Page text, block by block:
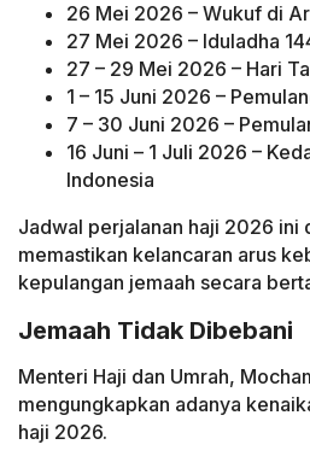
26 Mei 2026 – Wukuf di
27 Mei 2026 – Iduladha
27 – 29 Mei 2026 – Hari
1 – 15 Juni 2026 –
7 – 30 Juni 2026 –
16 Juni – 1 Juli 2026 –
Indonesia
Jadwal perjalanan haji 2026 ini
memastikan kelancaran arus
kepulangan jemaah secara
Jemaah Tidak Dibebani
Menteri Haji dan Umrah,
mengungkapkan adanya
haji 2026.